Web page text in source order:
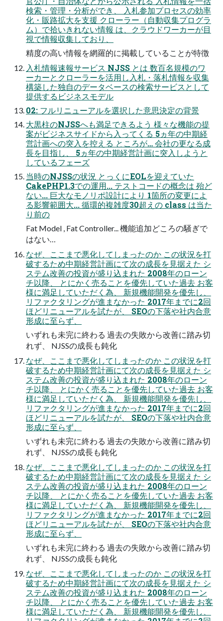
検索・管理・分析ができ、 入札参加プロセスの効率
化・販路拡大を支援 クローラー（自動収集プログラ
ム）で拾いきれない情報 は、クラウドワーカーが目
視で情報収集しており、
精度の高い情報を網羅的に掲載していることが特徴
入札情報速報サービス NJSS とは 数百名規模のワ
ーカーとクローラーを活用し入札・落札情報を収集
構築した独自のデータベースの検索サービスとして
提供するビジネスモデル
02: フルリニューアルを選択した意思決定の背景
大黒柱のNJSSへも満足できるよう 様々な機能の提
案がビジネスサイドから入ってくる 5ヵ年の中期経
営計画への突入を控える ところが… 会社の更なる成
長を目指し、 5ヵ年の中期経営計画に突入しようと
しているフェーズ
当時のNJSSの状況 とっくにEOLを迎えていた
CakePHP1.3での運用... テストコードの概念は 殆ど
ない... 巨大なモノリポ設計により 1箇所の変更によ
る影響範囲大... 循環的複雑度30超えの class は当た
り前の
Fat Model , Fat Controller... 機能追加どころの騒ぎで
はない…
なぜ、ここまで悪化してしまったのか この状況を打
破するため中期経営計画にて次の成長を見据えた シ
ステム改善の投資が盛り込まれた 2008年のローン
チ以降、 とにかく売ることを優先していた過去 お客
様に満足していただく為、 新規機能開発を優先し、
リファクタリングが進まなかった 2017年までに2回
ほどリニューアルを試たが、 SEOの下落や社内合意
形成に至らず、
いずれも未完に終わる 過去の失敗から改善に踏み切
れず、 NJSSの成長も鈍化
なぜ、ここまで悪化してしまったのか この状況を打
破するため中期経営計画にて次の成長を見据えた シ
ステム改善の投資が盛り込まれた 2008年のローン
チ以降、 とにかく売ることを優先していた過去 お客
様に満足していただく為、 新規機能開発を優先し、
リファクタリングが進まなかった 2017年までに2回
ほどリニューアルを試たが、 SEOの下落や社内合意
形成に至らず、
いずれも未完に終わる 過去の失敗から改善に踏み切
れず、 NJSSの成長も鈍化
なぜ、ここまで悪化してしまったのか この状況を打
破するため中期経営計画にて次の成長を見据えた シ
ステム改善の投資が盛り込まれた 2008年のローン
チ以降、 とにかく売ることを優先していた過去 お客
様に満足していただく為、 新規機能開発を優先し、
リファクタリングが進まなかった 2017年までに2回
ほどリニューアルを試たが、 SEOの下落や社内合意
形成に至らず、
いずれも未完に終わる 過去の失敗から改善に踏み切
れず、 NJSSの成長も鈍化
なぜ、ここまで悪化してしまったのか この状況を打
破するため中期経営計画にて次の成長を見据えた シ
ステム改善の投資が盛り込まれた 2008年のローン
チ以降、 とにかく売ることを優先していた過去 お客
様に満足していただく為、 新規機能開発を優先し、